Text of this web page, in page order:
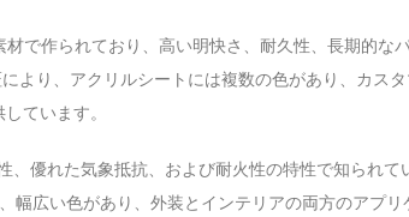
で作られており、高い明快さ、耐久性、長期的な
より、アクリルシートには複数の色があり、カス
ています。
、優れた気象抵抗、および耐火性の特性で知られて
幅広い色があり、外装とインテリアの両方のアプリ